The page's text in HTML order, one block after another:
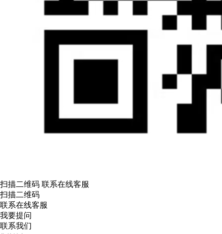
扫描二维码 联系在线客服
扫描二维码
联系在线客服
我要提问
联系我们